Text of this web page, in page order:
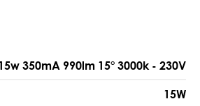
350mA 990lm 15° 3000k - 230V
15W